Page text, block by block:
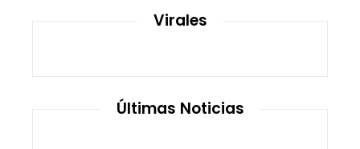
Virales
Últimas Noticias